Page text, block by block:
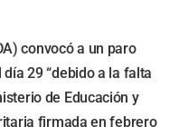
convocó a un paro
29 “debido a la falta
de Educación y
firmada en febrero